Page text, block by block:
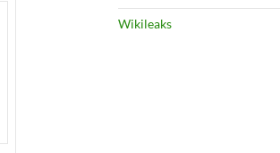
Wikileaks